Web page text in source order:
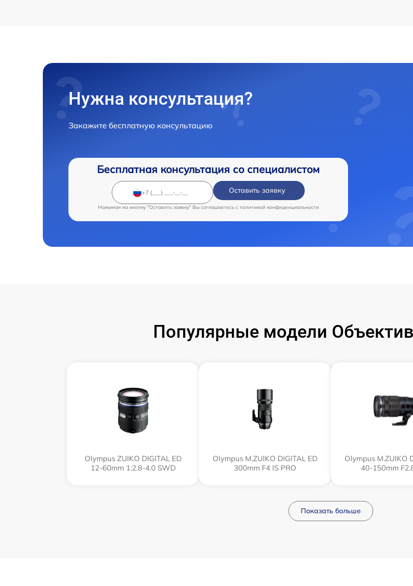
Нужна консультация?
Закажите бесплатную консультацию
Бесплатная консультация со специалистом
Оставить заявку
Нажимая на кнопку "Оставить заявку" Вы соглашаетесь c политикой конфиденциальности
Популярные модели
Olympus ZUIKO DIGITAL ED
12-60mm 1:2.8-4.0 SWD
Olympus M.ZUIKO DIGITAL ED
300mm F4 IS PRO
Olympus M.ZUIKO
40-150mm
Показать больше